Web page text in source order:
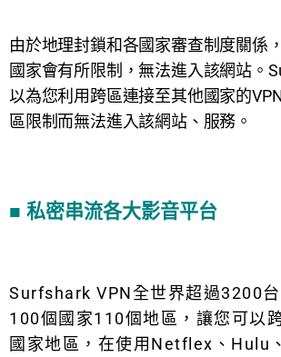
由於地理封鎖和各國家審查制度關係
國家會有所限制，無法進入該網站。
以為您利用跨區連接至其他國家的
區限制而無法進入該網站、服務。
■ 私密串流各大影音平台
Surfshark VPN全世界超過3200
100個國家110個地區，讓您可以
國家地區，在使用Netflex、Hulu